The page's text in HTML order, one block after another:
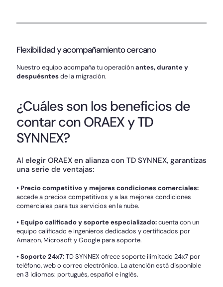
Flexibilidad y acompañamiento cercano
Nuestro equipo acompaña tu operaciónantes, durante y
despuésntesde la migración.
¿Cuáles son los beneficios de
contar con ORAEX y TD
SYNNEX?
Al elegir ORAEX en alianza con TD SYNNEX, garantizas
una serie de ventajas:
• Precio competitivo y mejores condiciones comerciales:
accede a precios competitivos y a las mejores condiciones
comerciales para tus servicios en la nube.
• Equipo calificado y soporte especializado:cuenta con un
equipo calificado e ingenieros dedicados y certificados por
Amazon, Microsoft y Google para soporte.
• Soporte 24x7:TD SYNNEX ofrece soporte ilimitado 24x7 por
teléfono, web o correo electrónico. La atención está disponible
en 3 idiomas: portugués, español e inglés.